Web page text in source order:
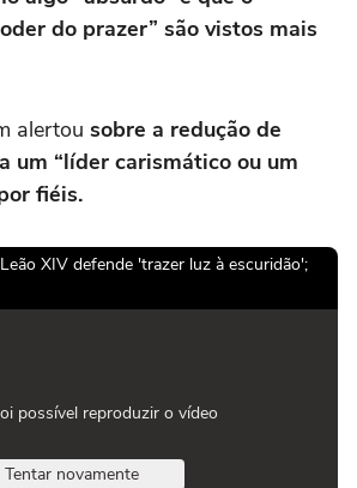
do prazer” são vistos mais
alertou sobre a redução de
um “líder carismático ou um
fiéis.
XIV defende 'trazer luz à escuridão';
possível reproduzir o vídeo
Tentar novamente